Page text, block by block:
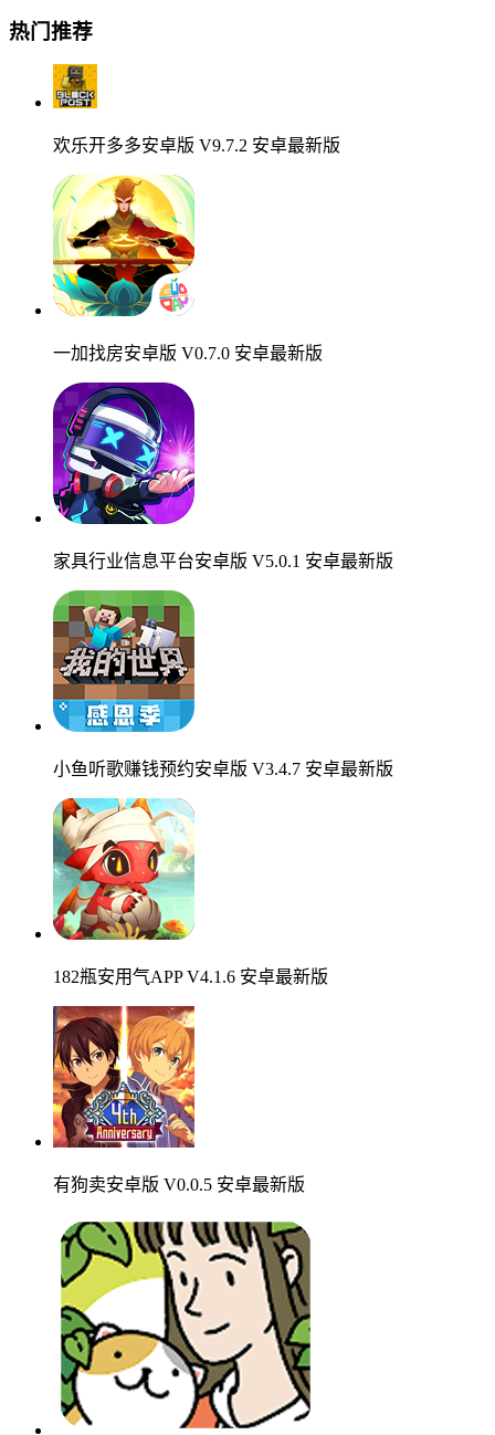
热门推荐
欢乐开多多安卓版 V9.7.2 安卓最新版
一加找房安卓版 V0.7.0 安卓最新版
家具行业信息平台安卓版 V5.0.1 安卓最新版
小鱼听歌赚钱预约安卓版 V3.4.7 安卓最新版
182瓶安用气APP V4.1.6 安卓最新版
有狗卖安卓版 V0.0.5 安卓最新版